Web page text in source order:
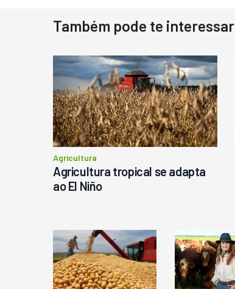
Também pode te interessar
Agricultura
Agricultura tropical se adapta
ao El Niño